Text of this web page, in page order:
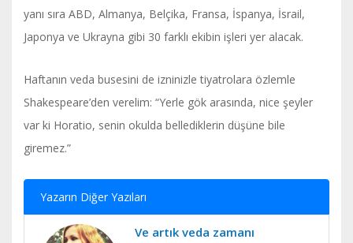
yanı sıra ABD, Almanya, Belçika, Fransa, İspanya, İsrail,
Japonya ve Ukrayna gibi 30 farklı ekibin işleri yer alacak.
Haftanın veda busesini de izninizle tiyatrolara özlemle
Shakespeare’den verelim: “Yerle gök arasında, nice şeyler
var ki Horatio, senin okulda bellediklerin düşüne bile
giremez.”
Yazarın Diğer Yazıları
Ve artık veda zamanı